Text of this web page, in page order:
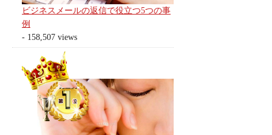
ビジネスメールの返信で役立つ5つの事
例
- 158,507 views